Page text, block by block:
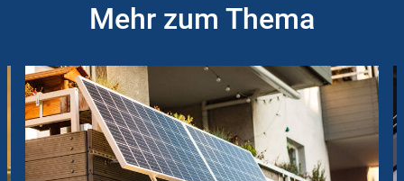
Mehr zum Thema
Instructions